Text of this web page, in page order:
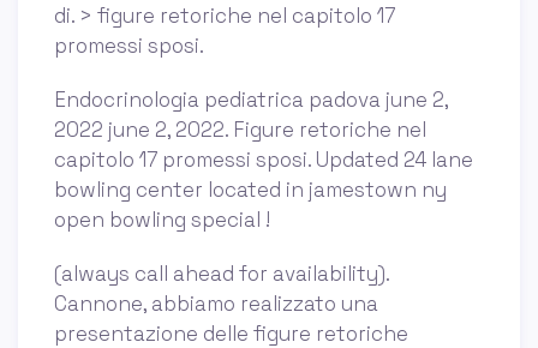
di. > figure retoriche nel capitolo 17
promessi sposi.
Endocrinologia pediatrica padova june 2,
2022 june 2, 2022. Figure retoriche nel
capitolo 17 promessi sposi. Updated 24 lane
bowling center located in jamestown ny
open bowling special !
(always call ahead for availability).
Cannone, abbiamo realizzato una
presentazione delle figure retoriche